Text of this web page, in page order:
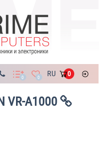
0 0 RU 0
VR-A1000